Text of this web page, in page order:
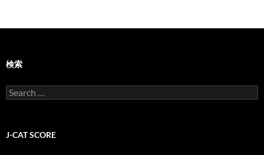
検索
Search
for:
J-CAT SCORE